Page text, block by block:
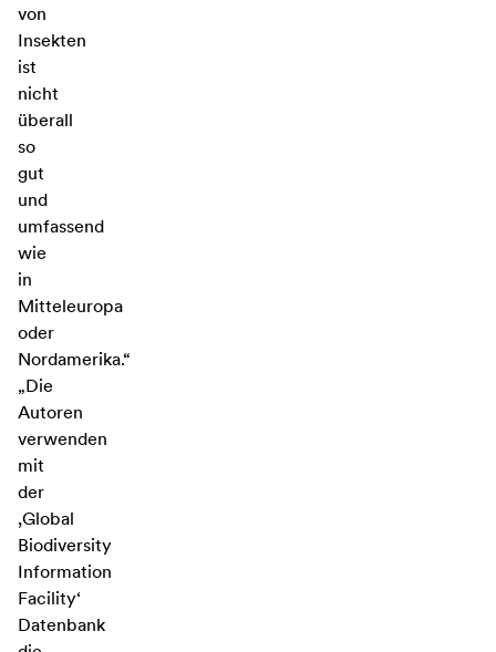
von
Insekten
ist
nicht
überall
so
gut
und
umfassend
wie
in
Mitteleuropa
oder
Nordamerika.“
„Die
Autoren
verwenden
mit
der
,Global
Biodiversity
Information
Facility‘
Datenbank